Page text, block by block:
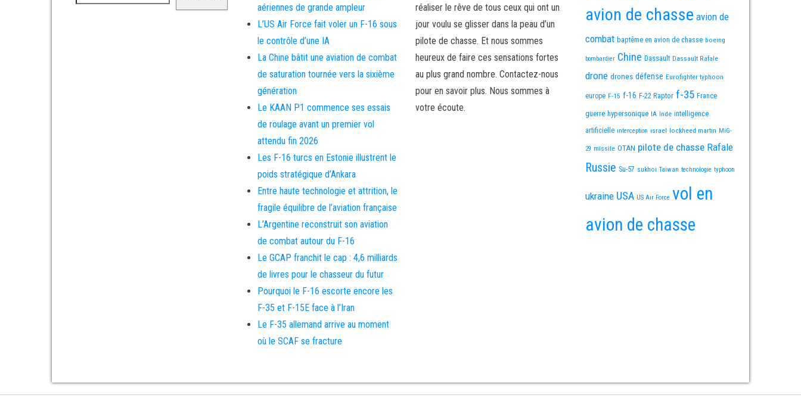
aériennes de grande ampleur
L’US Air Force fait voler un F-16 sous
le contrôle d’une IA
La Chine bâtit une aviation de combat
de saturation tournée vers la sixième
génération
Le KAAN P1 commence ses essais
de roulage avant un premier vol
attendu fin 2026
Les F-16 turcs en Estonie illustrent le
poids stratégique d’Ankara
Entre haute technologie et attrition, le
fragile équilibre de l’aviation française
L’Argentine reconstruit son aviation
de combat autour du F-16
Le GCAP franchit le cap : 4,6 milliards
de livres pour le chasseur du futur
Pourquoi le F-16 escorte encore les
F-35 et F-15E face à l’Iran
Le F-35 allemand arrive au moment
où le SCAF se fracture
réaliser le rêve de tous ceux qui ont un
jour voulu se glisser dans la peau d’un
pilote de chasse. Et nous sommes
heureux de faire ces sensations fortes
au plus grand nombre. Contactez-nous
pour en savoir plus. Nous sommes à
votre écoute.
avion de chasse avion de
combat baptême en avion de chasse boeing
bombardier Chine Dassault Dassault Rafale
drone drones défense Eurofighter typhoon
europe F-15 f-16 F-22 Raptor f-35 France
guerre hypersonique IA Inde intelligence
artificielle interception israel lockheed martin MiG-
29 missile OTAN pilote de chasse Rafale
Russie Su-57 sukhoi Taiwan technologie typhoon
ukraine USA US Air Force vol en
avion de chasse